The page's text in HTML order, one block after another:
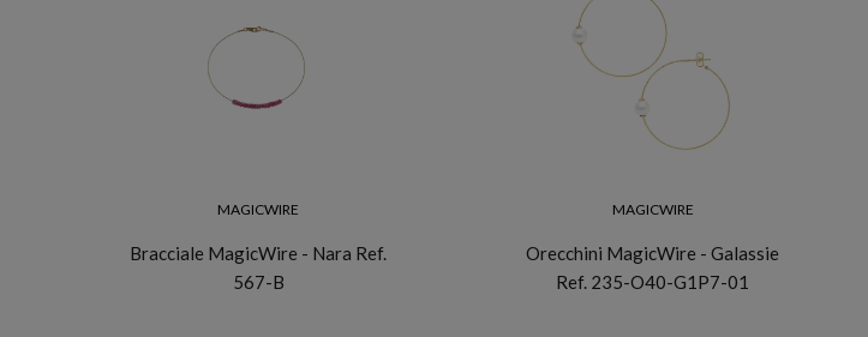
MAGICWIRE
Bracciale MagicWire - Nara Ref.
567-B
MAGICWIRE
Orecchini MagicWire - Galassie
Ref. 235-O40-G1P7-01